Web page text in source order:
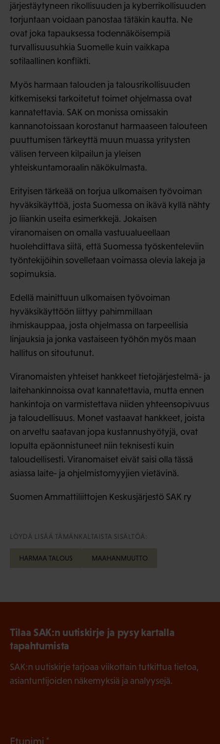
järjestäytyneen rikollisuuden ja kyberrikollisuuden
torjuntaan voidaan panostaa tätäkin kautta. Ne
ovat joka tapauksessa todennäköisempiä
turvallisuusuhkia Suomelle kuin vaikkapa
sotilaallinen konflikti.
Myös harmaan talouden ja talousrikollisuuden
kitkemiseksi tarkoitetut toimet ohjelmassa ovat
kannatettavia. SAK on monissa omissakin
kannanotoissaan korostanut harmaaseen talouteen
puuttumisen tärkeyttä muun muassa yritysten
välisen terveen kilpailun ja yleisen
yhteiskuntamoraalin näkökulmasta.
Erityisen tärkeää on torjua ulkomaisen työvoiman
hyväksikäyttöä, josta Suomessa on ikävä kyllä nähty
jo liiankin useita esimerkkejä. Jokaisen
viranomaisen on omalla vastuualueellaan
huolehdittava siitä, että Suomessa työskenteleviin
työntekijöihin sovelletaan voimassa olevia lakeja ja
sopimuksia.
Edellä mainittuun ulkomaisen työvoiman
hyväksikäyttöön liittyy pahimmillaan
ihmiskauppaa, josta ohjelmassa on tarpeellisia
linjauksia ja jonka vastaiseen työhön myös maan
hallitus on sitoutunut.
Viranomaisten yhteiset hankkeet tietojärjestelmä- ja
laitehankinnoissa ovat kannatettavia, mutta ennen
hankintoja on varmistettava niiden yhteensopivuus
ja taloudellisuus. Monet vastaavat hankkeet, joista
on arveltu saatavan jopa kustannushyötyjä, ovat
lopulta epäonnistuneet niin teknisesti kuin
taloudellisesti. Viranomaiset eivät saisi olla tässä
asiassa laite- ja ohjelmistomyyjien vietävinä.
Suomen Ammattiliittojen Keskusjärjestö SAK ry
LÖYDÄ LISÄÄ TÄMÄNKALTAISTA SISÄLTÖÄ:
HARMAA TALOUS MAAHANMUUTTO
Tilaa SAK:n uutiskirje ja pysy kartalla
tapahtumista
SAK:n uutiskirje tarjoaa viikottain tutkittua tietoa,
asiantuntijoiden näkemyksiä ja analyysejä.
Etunimi